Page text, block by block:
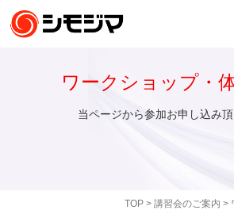
TOP> 講習会のご案内 >
ワークショップ・
当ページから参加お申し込み頂